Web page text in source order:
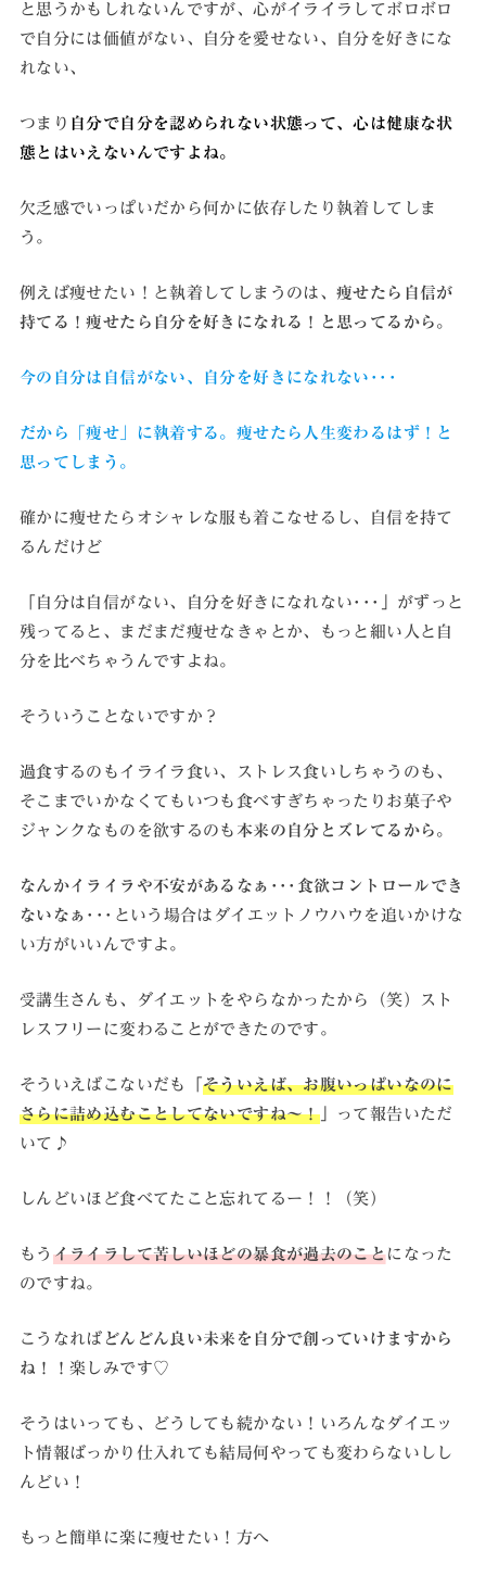
と思うかもしれないんですが、心がイライラしてボロボロ
で自分には価値がない、自分を愛せない、自分を好きにな
れない、
つまり 自分で自分を認められない状態って、心は健康な状
態とはいえないんですよね。
欠乏感でいっぱいだから何かに依存したり執着してしま
う。
例えば痩せたい！と執着してしまうのは、痩せたら自信が
持てる！痩せたら自分を好きになれる！と思ってるから。
今の自分は自信がない、自分を好きになれない･･･
だから「痩せ」に執着する。痩せたら人生変わるはず！と
思ってしまう。
確かに痩せたらオシャレな服も着こなせるし、自信を持て
るんだけど
「自分は自信がない、自分を好きになれない･･･」がずっと
残ってると、まだまだ痩せなきゃとか、もっと細い人と自
分を比べちゃうんですよね。
そういうことないですか？
過食するのもイライラ食い、ストレス食いしちゃうのも、
そこまでいかなくてもいつも食べすぎちゃったりお菓子や
ジャンクなものを欲するのも 本来の自分とズレてるから。
なんかイライラや不安があるなぁ･･･食欲コントロールでき
ないなぁ ･･･という場合はダイエットノウハウを追いかけな
い方がいいんですよ。
受講生さんも、ダイエットをやらなかったから（笑）スト
レスフリーに変わることができたのです。
そういえばこないだも「そういえば、お腹いっぱいなのに
さらに詰め込むことしてないですね〜！」って報告いただ
いて♪
しんどいほど食べてたこと忘れてるー！！（笑）
もう イライラして苦しいほどの暴食が過去のことになった
のですね。
こうなれば どんどん良い未来を自分で創っていけますから
ね！！楽しみです♡
そうはいっても、どうしても続かない！いろんなダイエッ
ト情報ばっかり仕入れても結局何やっても変わらないしし
んどい！
もっと簡単に楽に痩せたい！方へ